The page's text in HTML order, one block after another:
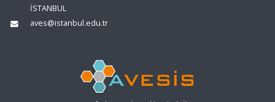
İSTANBUL
aves@istanbul.edu.tr